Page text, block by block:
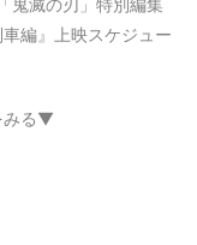
鬼滅の刃」特別編集
編』上映スケジュー
みる▼